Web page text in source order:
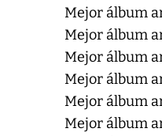
Mejor álbum
Mejor álbum
Mejor álbum
Mejor álbum
Mejor álbum
Mejor álbum